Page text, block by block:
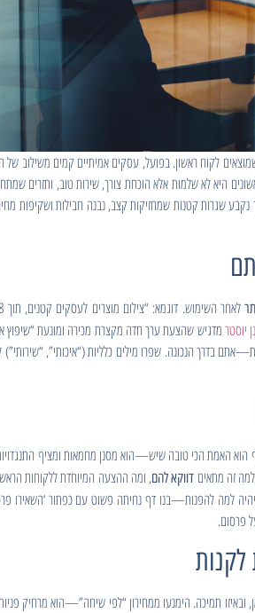
עם רשימות לעשות. רבים נתקעים כי נדמה שצריך “תכנית עסקית של 50 עמודים” לפני שמוצאים לקוח ראשון. בפועל,
היא לא שלמות אלא הוכחת צורך, שירות טוב, ותזרים
שגרות קטנות שמחזיקות קצב, נבנה חבילות ושקיפות מחיר
יוסטרמדגיש שהצעת ערך חדה מקצרת מכירה ומונעת “שיפוץ
הנכונה. שפרו מילים כלליות (“איכותי”, “שירותי”)
זה מתאים דווקא להם, ומה ההצעה המיוחדת ללקוחות
למה להפנות—בנו דף נחיתה פשוט עם כפתור ‘השאירו
פרסום.
תמיכה. הימנעו ממחירון “לפי שיחה”—הוא מרחיק